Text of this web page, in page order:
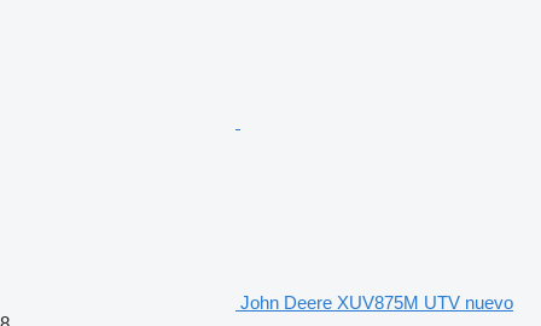
John Deere XUV875M UTV nuevo